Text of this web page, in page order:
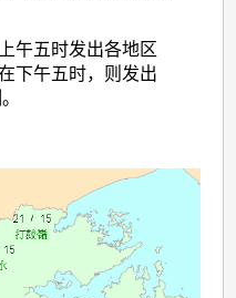
午五时发出各地区
下午五时，则发出